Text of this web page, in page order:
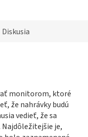
Diskusia
monitorom, ktoré
že nahrávky budú
vedieť, že sa
Najdôležitejšie je,